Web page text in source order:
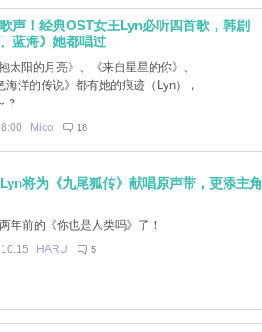
声！经典OST女王Lyn必听四首歌，韩剧
蓝海》她都唱过
太阳的月亮》、《来自星星的你》、
海洋的传说》都有她的痕迹（Lyn），
？
Mico 18
将为《九尾狐传》献唱原声带，更添主角
年前的《你也是人类吗》了！
HARU 5